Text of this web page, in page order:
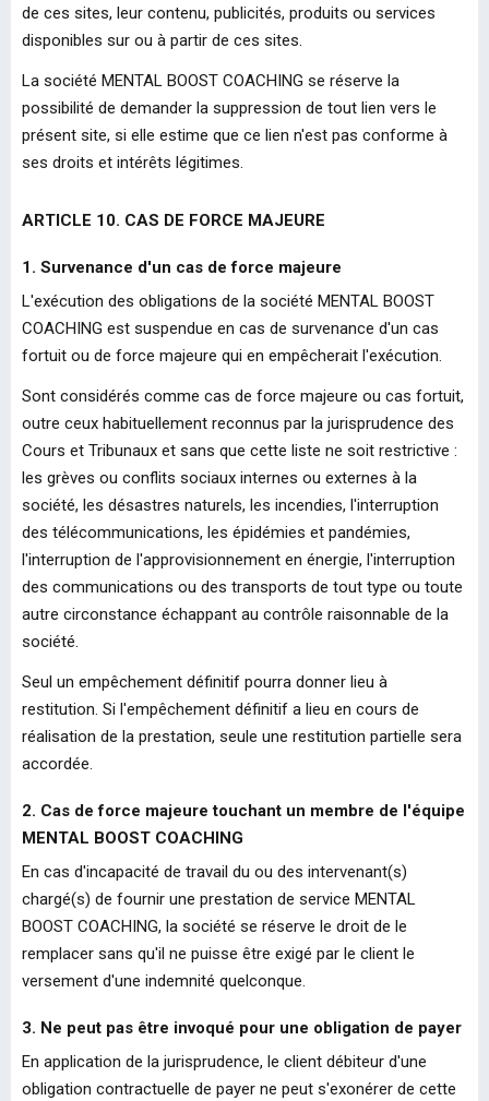
de ces sites, leur contenu, publicités, produits ou services
disponibles sur ou à partir de ces sites.
La société MENTAL BOOST COACHING se réserve la
possibilité de demander la suppression de tout lien vers le
présent site, si elle estime que ce lien n'est pas conforme à
ses droits et intérêts légitimes.
ARTICLE 10. CAS DE FORCE MAJEURE
1. Survenance d'un cas de force majeure
L'exécution des obligations de la société MENTAL BOOST
COACHING est suspendue en cas de survenance d'un cas
fortuit ou de force majeure qui en empêcherait l'exécution.
Sont considérés comme cas de force majeure ou cas fortuit,
outre ceux habituellement reconnus par la jurisprudence des
Cours et Tribunaux et sans que cette liste ne soit restrictive :
les grèves ou conflits sociaux internes ou externes à la
société, les désastres naturels, les incendies, l'interruption
des télécommunications, les épidémies et pandémies,
l'interruption de l'approvisionnement en énergie, l'interruption
des communications ou des transports de tout type ou toute
autre circonstance échappant au contrôle raisonnable de la
société.
Seul un empêchement définitif pourra donner lieu à
restitution. Si l'empêchement définitif a lieu en cours de
réalisation de la prestation, seule une restitution partielle sera
accordée.
2. Cas de force majeure touchant un membre de l'équipe
MENTAL BOOST COACHING
En cas d'incapacité de travail du ou des intervenant(s)
chargé(s) de fournir une prestation de service MENTAL
BOOST COACHING, la société se réserve le droit de le
remplacer sans qu'il ne puisse être exigé par le client le
versement d'une indemnité quelconque.
3. Ne peut pas être invoqué pour une obligation de payer
En application de la jurisprudence, le client débiteur d'une
obligation contractuelle de payer ne peut s'exonérer de cette